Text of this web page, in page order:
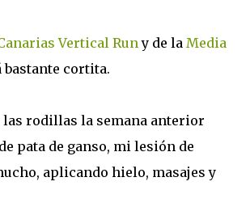
Vertical Runy de la Media
bastante cortita.
las rodillas la semana anterior
pata de ganso, mi lesión de
aplicando hielo, masajes y